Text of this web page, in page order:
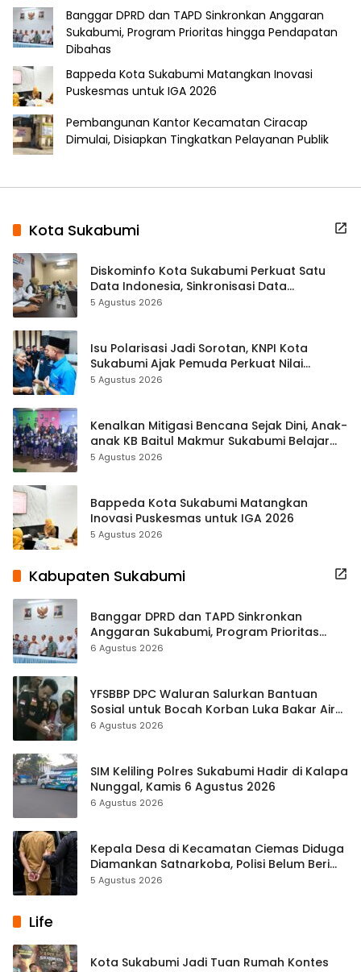
Banggar DPRD dan TAPD Sinkronkan Anggaran
Sukabumi, Program Prioritas hingga Pendapatan
Dibahas
Bappeda Kota Sukabumi Matangkan Inovasi
Puskesmas untuk IGA 2026
Pembangunan Kantor Kecamatan Ciracap
Dimulai, Disiapkan Tingkatkan Pelayanan Publik
Kota Sukabumi
Diskominfo Kota Sukabumi Perkuat Satu
Data Indonesia, Sinkronisasi Data
Kewilayahan Dikebut
5 Agustus 2026
Isu Polarisasi Jadi Sorotan, KNPI Kota
Sukabumi Ajak Pemuda Perkuat Nilai
Kebangsaan
5 Agustus 2026
Kenalkan Mitigasi Bencana Sejak Dini, Anak-
anak KB Baitul Makmur Sukabumi Belajar
Lewat Boneka Tangan
5 Agustus 2026
Bappeda Kota Sukabumi Matangkan
Inovasi Puskesmas untuk IGA 2026
5 Agustus 2026
Kabupaten Sukabumi
Banggar DPRD dan TAPD Sinkronkan
Anggaran Sukabumi, Program Prioritas
hingga Pendapatan Dibahas
6 Agustus 2026
YFSBBP DPC Waluran Salurkan Bantuan
Sosial untuk Bocah Korban Luka Bakar Air
Panas
6 Agustus 2026
SIM Keliling Polres Sukabumi Hadir di Kalapa
Nunggal, Kamis 6 Agustus 2026
6 Agustus 2026
Kepala Desa di Kecamatan Ciemas Diduga
Diamankan Satnarkoba, Polisi Belum Beri
Penjelasan Resmi
5 Agustus 2026
Life
Kota Sukabumi Jadi Tuan Rumah Kontes